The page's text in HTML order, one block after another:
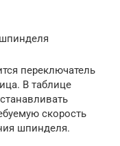
переключатель
В таблице
скорость
шпинделя.